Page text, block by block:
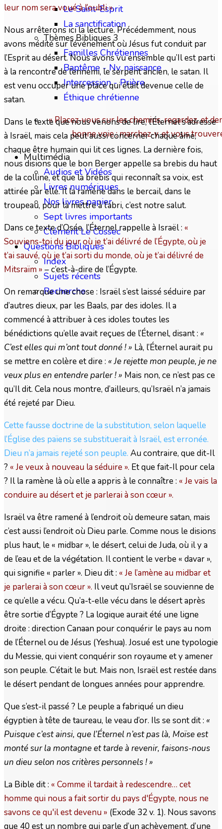
Le Saint-Esprit
La sanctification
Thèmes Bibliques 3
Familles Chrétiennes
Baptême - Nv. naissance
Intercession - Prière
Éthique chrétienne
« Placez-vous sur les chemins, regardez, et
bonne voie ; marchez-y, et vous
Multimédia
Audios et Vidéos
Livres numériques
Nos livres papier
Sept livres importants
Clément Le Cossec
Questions Bibliques
Index
Sujets récents
Recherche
leur nom sera voué à l’oubli ».
Nous arrêterons ici la lecture. Précédemment, nous
avons médité sur l’événement où Jésus fut conduit par
l’Esprit au désert. Nous avons vu ensemble qu’Il est parti
à la rencontre de l’ennemi, le serpent ancien, le satan. Il
est venu occuper une place qui était devenue celle de
satan.
Dans le texte que nous venons de lire, l’Éternel s’adresse
à Israël, mais cela peut aussi concerner chaque âme,
chaque être humain qui lit ces lignes. La dernière fois,
nous disions que le bon Berger appelle sa brebis du haut
de la colline, et que la brebis qui reconnaît sa voix, est
attirée par elle. Il la ramène dans le bercail, dans le
troupeau, pour la mettre à l’abri, c’est notre salut.
Dans ce texte d’Osée, l’Éternel rappelle à Israël : «
Souviens-toi du jour où je t’ai délivré de l’Égypte, où je
t’ai sauvé, où je t’ai sorti du monde, où je t’ai délivré de
Mitsraïm » – c’est-à-dire de l’Égypte.
On remarque une chose : Israël s’est laissé séduire par
d’autres dieux, par les Baals, par des idoles. Il a
commencé à attribuer à ces idoles toutes les
bénédictions qu’elle avait reçues de l’Éternel, disant : «
C’est elles qui m’ont tout donné ! » Là, l’Éternel aurait pu
se mettre en colère et dire : « Je rejette mon peuple, je ne
veux plus en entendre parler ! » Mais non, ce n’est pas ce
qu’Il dit. Cela nous montre, d’ailleurs, qu’Israël n’a jamais
été rejeté par Dieu.
Cette fausse doctrine de la substitution, selon laquelle
l’Église des païens se substituerait à Israël, est erronée.
Dieu n’a jamais rejeté son peuple. Au contraire, que dit-Il
? « Je veux à nouveau la séduire ». Et que fait-Il pour cela
? Il la ramène là où elle a appris à le connaître : « Je vais la
conduire au désert et je parlerai à son cœur ».
Israël va être ramené à l’endroit où demeure satan, mais
c’est aussi l’endroit où Dieu parle. Comme nous le disions
plus haut, le « midbar », le désert, celui de Juda, où il y a
de l’eau et de la végétation. Il contient le verbe « davar »,
qui signifie « parler ». Dieu dit : « Je l’amène au midbar et
je parlerai à son cœur ». Il veut qu’Israël se souvienne de
ce qu’elle a vécu. Qu’a-t-elle vécu dans le désert après
être sortie d’Égypte ? La logique aurait été une ligne
droite : direction Canaan pour conquérir le pays au nom
de l’Éternel ou de Jésus (Yeshua). Josué est une typologie
du Messie, qui vient conquérir son royaume et y amener
son peuple. C’était le but. Mais non, Israël est restée dans
le désert pendant de longues années pour apprendre.
Que s’est-il passé ? Le peuple a fabriqué un dieu
égyptien à tête de taureau, le veau d’or. Ils se sont dit : «
Puisque c’est ainsi, que l’Éternel n’est pas là, Moïse est
monté sur la montagne et tarde à revenir, faisons-nous
un dieu selon nos critères personnels ! »
La Bible dit : « Comme il tardait à redescendre… cet
homme qui nous a fait sortir du pays d'Égypte, nous ne
savons ce qu'il est devenu » (Exode 32 v. 1). Nous savons
que 40 est un nombre qui parle d’un achèvement, d’une